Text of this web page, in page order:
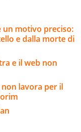
un motivo preciso:
e dalla morte di
e il web non
lavora per il